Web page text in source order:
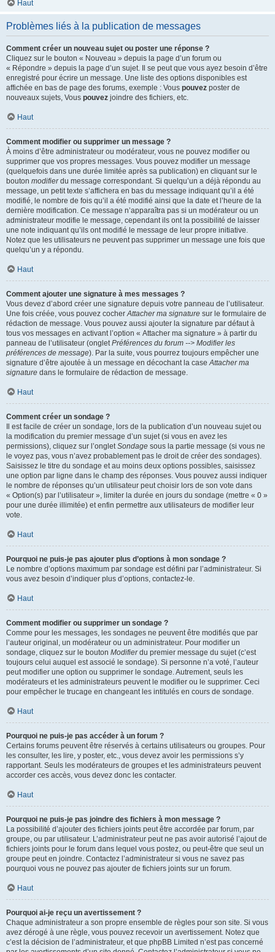
Haut
Problèmes liés à la publication de messages
Comment créer un nouveau sujet ou poster une réponse ?
Cliquez sur le bouton « Nouveau » depuis la page d’un forum ou
« Répondre » depuis la page d’un sujet. Il se peut que vous ayez besoin d’être
enregistré pour écrire un message. Une liste des options disponibles est
affichée en bas de page des forums, exemple : Vous pouvez poster de
nouveaux sujets, Vous pouvez joindre des fichiers, etc.
Haut
Comment modifier ou supprimer un message ?
À moins d’être administrateur ou modérateur, vous ne pouvez modifier ou
supprimer que vos propres messages. Vous pouvez modifier un message
(quelquefois dans une durée limitée après sa publication) en cliquant sur le
bouton modifierdu message correspondant. Si quelqu’un a déjà répondu au
message, un petit texte s’affichera en bas du message indiquant qu’il a été
modifié, le nombre de fois qu’il a été modifié ainsi que la date et l’heure de la
dernière modification. Ce message n’apparaîtra pas si un modérateur ou un
administrateur modifie le message, cependant ils ont la possibilité de laisser
une note indiquant qu’ils ont modifié le message de leur propre initiative.
Notez que les utilisateurs ne peuvent pas supprimer un message une fois que
quelqu’un y a répondu.
Haut
Comment ajouter une signature à mes messages ?
Vous devez d’abord créer une signature depuis votre panneau de l’utilisateur.
Une fois créée, vous pouvez cocherAttacher ma signature sur le formulaire de
rédaction de message. Vous pouvez aussi ajouter la signature par défaut à
tous vos messages en activant l’option « Attacher ma signature » à partir du
panneau de l’utilisateur (ongletPréférences du forum --> Modifier les
préférences de message). Par la suite, vous pourrez toujours empêcher une
signature d’être ajoutée à un message en décochant la caseAttacher ma
signature dans le formulaire de rédaction de message.
Haut
Comment créer un sondage ?
Il est facile de créer un sondage, lors de la publication d’un nouveau sujet ou
la modification du premier message d’un sujet (si vous en avez les
permissions), cliquez sur l’ongletSondage sous la partie message (si vous ne
le voyez pas, vous n’avez probablement pas le droit de créer des sondages).
Saisissez le titre du sondage et au moins deux options possibles, saisissez
une option par ligne dans le champ des réponses. Vous pouvez aussi indiquer
le nombre de réponses qu’un utilisateur peut choisir lors de son vote dans
« Option(s) par l’utilisateur », limiter la durée en jours du sondage (mettre « 0 »
pour une durée illimitée) et enfin permettre aux utilisateurs de modifier leur
vote.
Haut
Pourquoi ne puis-je pas ajouter plus d’options à mon sondage ?
Le nombre d’options maximum par sondage est défini par l’administrateur. Si
vous avez besoin d’indiquer plus d’options, contactez-le.
Haut
Comment modifier ou supprimer un sondage ?
Comme pour les messages, les sondages ne peuvent être modifiés que par
l’auteur original, un modérateur ou un administrateur. Pour modifier un
sondage, cliquez sur le bouton Modifierdu premier message du sujet (c’est
toujours celui auquel est associé le sondage). Si personne n’a voté, l’auteur
peut modifier une option ou supprimer le sondage. Autrement, seuls les
modérateurs et les administrateurs peuvent le modifier ou le supprimer. Ceci
pour empêcher le trucage en changeant les intitulés en cours de sondage.
Haut
Pourquoi ne puis-je pas accéder à un forum ?
Certains forums peuvent être réservés à certains utilisateurs ou groupes. Pour
les consulter, les lire, y poster, etc., vous devez avoir les permissions s’y
rapportant. Seuls les modérateurs de groupes et les administrateurs peuvent
accorder ces accès, vous devez donc les contacter.
Haut
Pourquoi ne puis-je pas joindre des fichiers à mon message ?
La possibilité d’ajouter des fichiers joints peut être accordée par forum, par
groupe, ou par utilisateur. L’administrateur peut ne pas avoir autorisé l’ajout de
fichiers joints pour le forum dans lequel vous postez, ou peut-être que seul un
groupe peut en joindre. Contactez l’administrateur si vous ne savez pas
pourquoi vous ne pouvez pas ajouter de fichiers joints sur un forum.
Haut
Pourquoi ai-je reçu un avertissement ?
Chaque administrateur a son propre ensemble de règles pour son site. Si vous
avez dérogé à une règle, vous pouvez recevoir un avertissement. Notez que
c’est la décision de l’administrateur, et que phpBB Limited n’est pas concerné